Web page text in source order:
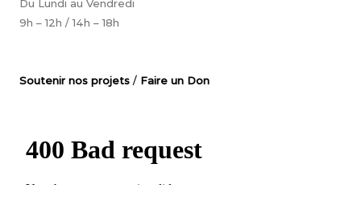
Du Lundi au Vendredi
9h – 12h / 14h – 18h
Soutenir nos projets / Faire un Don